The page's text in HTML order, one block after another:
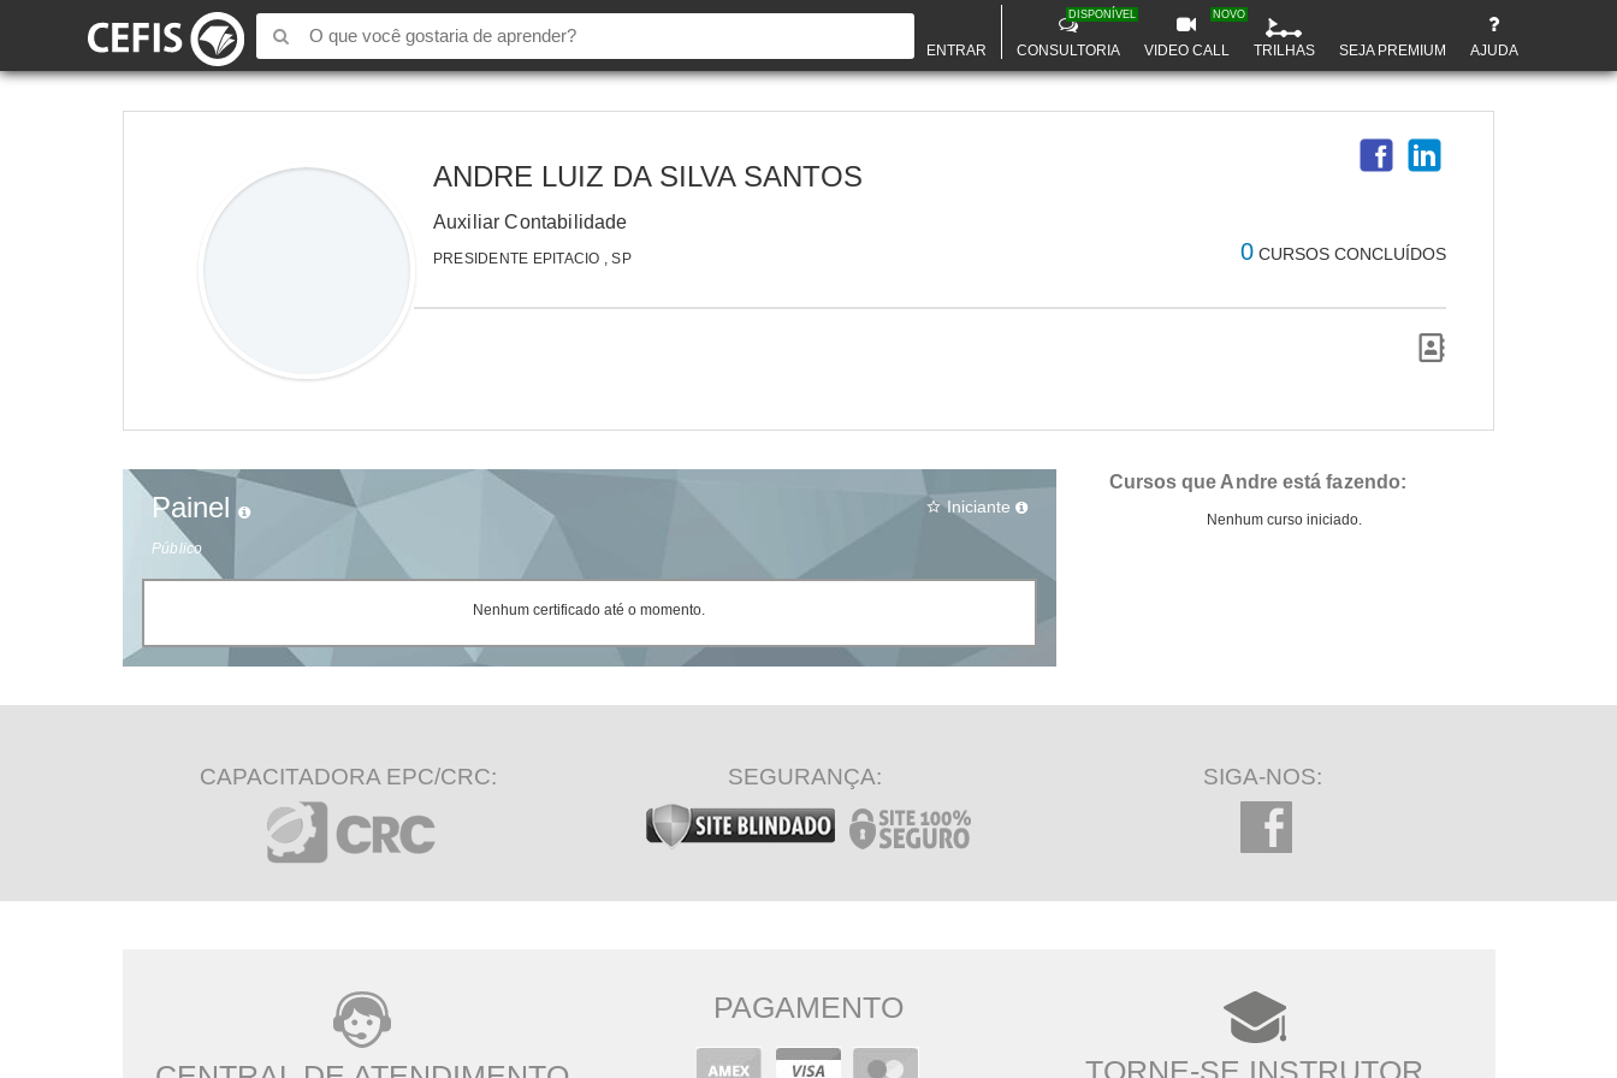
ENTRAR CONSULTORIA
DISPONÍVEL
VIDEO CALL
NOVO
TRILHAS SEJA PREMIUM AJUDA
ANDRE LUIZ DA SILVA SANTOS
Auxiliar Contabilidade
PRESIDENTE EPITACIO , SP 0 CURSOS CONCLUÍDOS
Painel
Público
star_border Iniciante
Nenhum certificado até o momento.
Cursos que Andre está fazendo:
Nenhum curso iniciado.
CAPACITADORA EPC/CRC: SEGURANÇA: SIGA-NOS:
PAGAMENTO
TORNE-SE INSTRUTOR